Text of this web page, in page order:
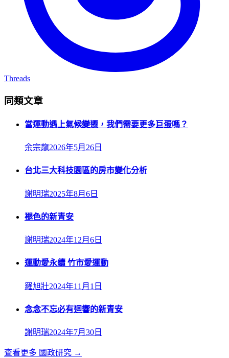
Threads
同類文章
當運動遇上氣候變遷，我們需要更多巨蛋嗎？
余宗龍2026年5月26日
台北三大科技園區的房市變化分析
謝明瑞2025年8月6日
褪色的新青安
謝明瑞2024年12月6日
運動愛永續 竹市愛運動
羅旭壯2024年11月1日
念念不忘必有迴響的新青安
謝明瑞2024年7月30日
查看更多 國政研究 →